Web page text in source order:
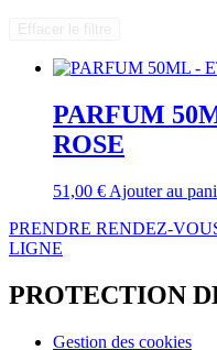
PARFUM
ROSE
51,00 € Ajouter au
PRENDRE RENDEZ-
LIGNE
PROTECTION
Gestion des cookies